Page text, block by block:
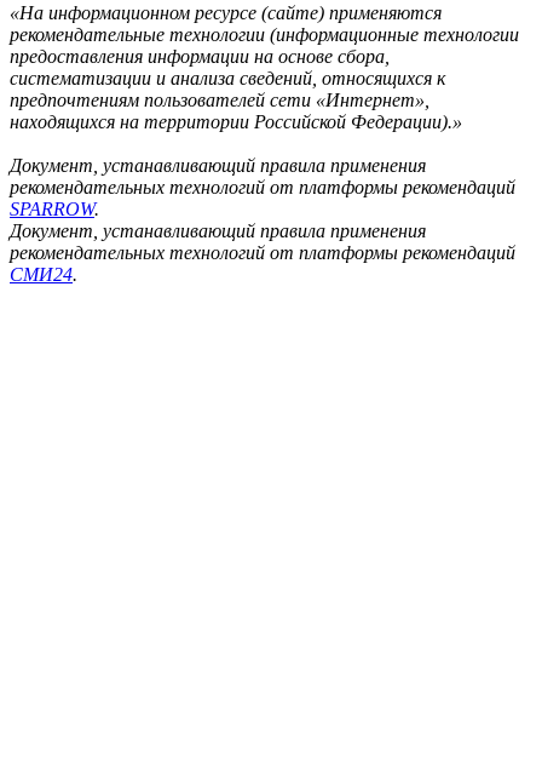
«На информационном ресурсе (сайте) применяются
рекомендательные технологии (информационные технологии
предоставления информации на основе сбора,
систематизации и анализа сведений, относящихся к
предпочтениям пользователей сети «Интернет»,
находящихся на территории Российской Федерации).»
Документ, устанавливающий правила применения
рекомендательных технологий от платформы рекомендаций
SPARROW.
Документ, устанавливающий правила применения
рекомендательных технологий от платформы рекомендаций
СМИ24.